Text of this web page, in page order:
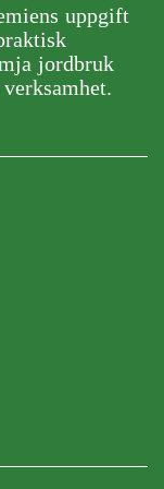
uppgift
jordbruk